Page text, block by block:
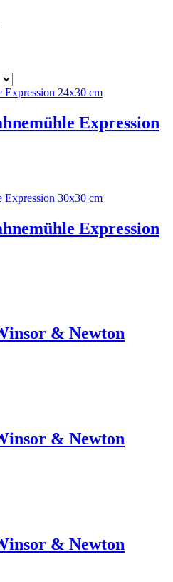
Expression
Expression
& Newton
& Newton
& Newton